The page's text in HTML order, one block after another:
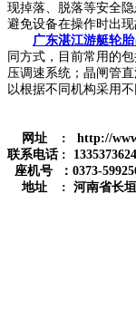
现掉落、脱落等安全
避免设备在操作时出现
广东湛江游艇轮
同方式，目前常用的
压调速系统；晶闸管
以根据不同机构采用
网址 : http://
联系电话 :
座机号 ：0373-
地址 : 河南省长垣